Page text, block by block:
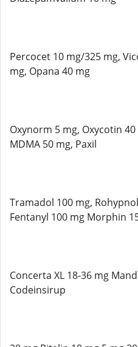
Percocet 10 mg/325 mg,
mg, Opana 40 mg
Oxynorm 5 mg, Oxycotin
MDMA 50 mg, Paxil
Tramadol 100 mg,
Fentanyl 100 mg Morphin
Concerta XL 18-36 mg
Codeinsirup